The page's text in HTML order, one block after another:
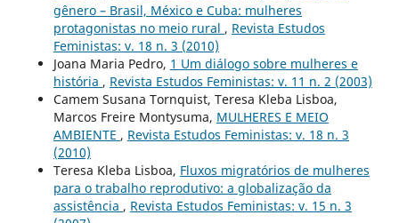
gênero – Brasil, México e Cuba: mulheres
protagonistas no meio rural , Revista Estudos
Feministas: v. 18 n. 3 (2010)
Joana Maria Pedro, 1 Um diálogo sobre mulheres e
história , Revista Estudos Feministas: v. 11 n. 2 (2003)
Camem Susana Tornquist, Teresa Kleba Lisboa,
Marcos Freire Montysuma, MULHERES E MEIO
AMBIENTE , Revista Estudos Feministas: v. 18 n. 3
(2010)
Teresa Kleba Lisboa, Fluxos migratórios de mulheres
para o trabalho reprodutivo: a globalização da
assistência , Revista Estudos Feministas: v. 15 n. 3